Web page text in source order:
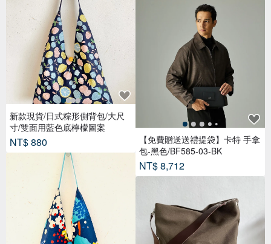
新款現貨/日式粽形側背包/大尺
寸/雙面用藍色底檸檬圖案
NT$ 880
【免費贈送送禮提袋】卡特 手拿
包-黑色/BF585-03-BK
NT$ 8,712